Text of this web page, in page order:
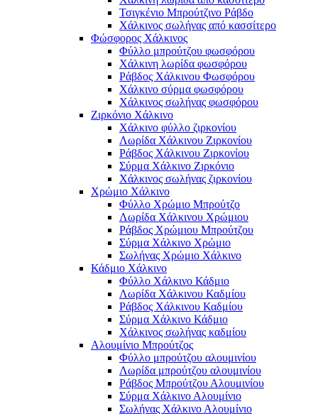
Τσιγκένιο Μπρούτζινο Ράβδο
Χάλκινος σωλήνας από κασσίτερο
Φώσφορος Χάλκινος
Φύλλο μπρούτζου φωσφόρου
Χάλκινη λωρίδα φωσφόρου
Ράβδος Χάλκινου Φωσφόρου
Χάλκινο σύρμα φωσφόρου
Χάλκινος σωλήνας φωσφόρου
Ζιρκόνιο Χάλκινο
Χάλκινο φύλλο ζιρκονίου
Λωρίδα Χάλκινου Ζιρκονίου
Ράβδος Χάλκινου Ζιρκονίου
Σύρμα Χάλκινο Ζιρκόνιο
Χάλκινος σωλήνας ζιρκονίου
Χρώμιο Χάλκινο
Φύλλο Χρώμιο Μπρούτζο
Λωρίδα Χάλκινου Χρώμιου
Ράβδος Χρώμιου Μπρούτζου
Σύρμα Χάλκινο Χρώμιο
Σωλήνας Χρώμιο Χάλκινο
Κάδμιο Χάλκινο
Φύλλο Χάλκινο Κάδμιο
Λωρίδα Χάλκινου Καδμίου
Ράβδος Χάλκινου Καδμίου
Σύρμα Χάλκινο Κάδμιο
Χάλκινος σωλήνας καδμίου
Αλουμίνιο Μπρούτζος
Φύλλο μπρούτζου αλουμινίου
Λωρίδα μπρούτζου αλουμινίου
Ράβδος Μπρούτζου Αλουμινίου
Σύρμα Χάλκινο Αλουμίνιο
Σωλήνας Χάλκινο Αλουμίνιο